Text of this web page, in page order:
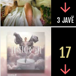
3 JAVË
17